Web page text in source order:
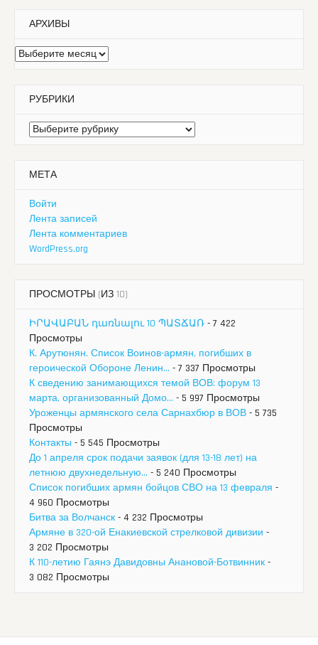
АРХИВЫ
Архивы
РУБРИКИ
Рубрики
МЕТА
Войти
Лента записей
Лента комментариев
WordPress.org
ПРОСМОТРЫ (ИЗ 10)
ԻՐԱՎԱԲԱՆ դառնալու 10 ՊԱՏՃԱՌ - 7 422
Просмотры
К. Арутюнян. Список Воинов-армян, погибших в
героической Обороне Ленин... - 7 337 Просмотры
К сведению занимающихся темой ВОВ: форум 13
марта, организованный Домо... - 5 997 Просмотры
Уроженцы армянского села Сарнахбюр в ВОВ - 5 735
Просмотры
Контакты - 5 545 Просмотры
До 1 апреля срок подачи заявок (для 13-18 лет) на
летнюю двухнедельную... - 5 240 Просмотры
Список погибших армян бойцов СВО на 13 февраля -
4 960 Просмотры
Битва за Волчанск - 4 232 Просмотры
Армяне в 320-ой Енакиевской стрелковой дивизии -
3 202 Просмотры
К 110-летию Гаянэ Давидовны Анановой-Ботвинник -
3 082 Просмотры